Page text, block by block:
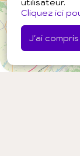
Cliquez ici
J'ai compris